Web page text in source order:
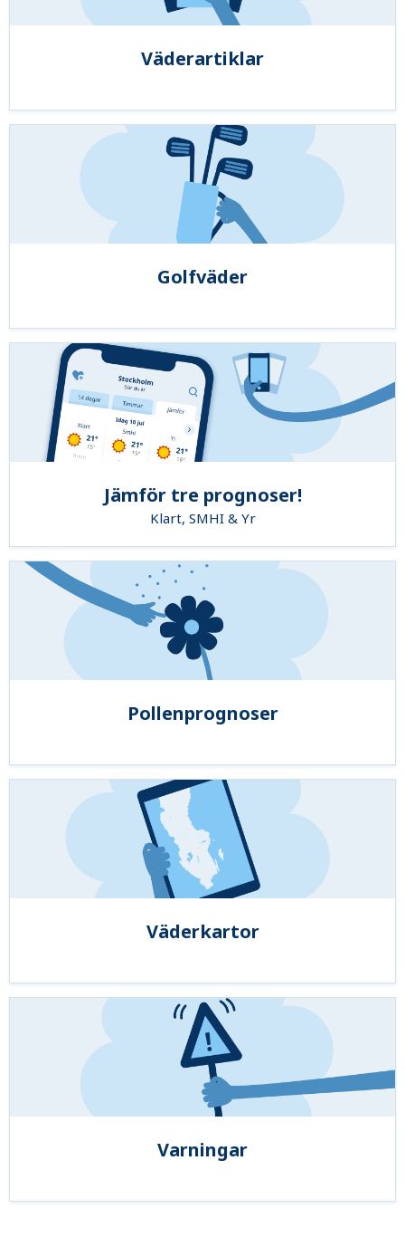
Väderartiklar
Golfväder
Jämför tre prognoser!
Klart, SMHI & Yr
Pollenprognoser
Väderkartor
Varningar